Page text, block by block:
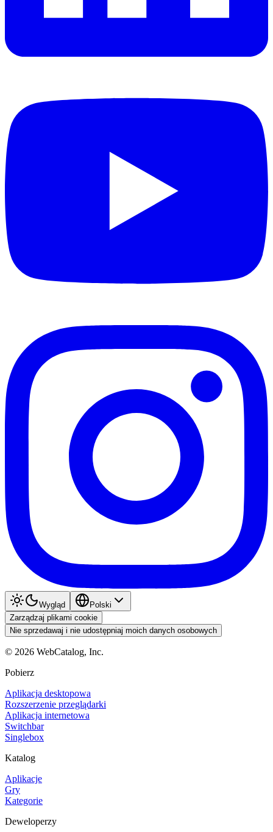
Wygląd
Polski
Zarządzaj plikami cookie
Nie sprzedawaj i nie udostępniaj moich danych osobowych
© 2026 WebCatalog, Inc.
Pobierz
Aplikacja desktopowa
Rozszerzenie przeglądarki
Aplikacja internetowa
Switchbar
Singlebox
Katalog
Aplikacje
Gry
Kategorie
Deweloperzy